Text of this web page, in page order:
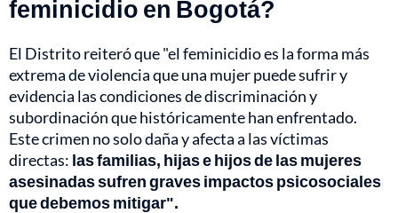
feminicidio en Bogotá?
El Distrito reiteró que "el feminicidio es la forma más
extrema de violencia que una mujer puede sufrir y
evidencia las condiciones de discriminación y
subordinación que históricamente han enfrentado.
Este crimen no solo daña y afecta a las víctimas
directas: las familias, hijas e hijos de las mujeres
asesinadas sufren graves impactos psicosociales
que debemos mitigar".